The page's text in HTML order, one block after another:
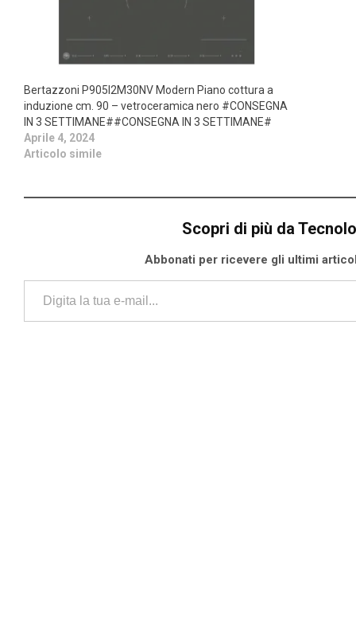
Bertazzoni P905I2M30NV Modern Piano cottura a
induzione cm. 90 – vetroceramica nero #CONSEGNA
IN 3 SETTIMANE##CONSEGNA IN 3 SETTIMANE#
Aprile 4, 2024
Articolo simile
Scopri di più da
Abbonati per ricevere gli ultimi
Digita la tua e-mail...